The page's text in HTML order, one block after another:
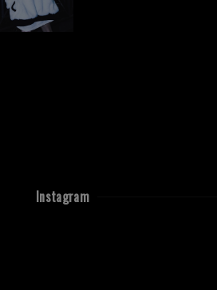
Instagram